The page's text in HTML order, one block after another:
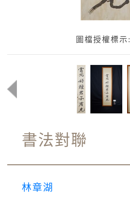
圖檔授權標示:
書法對聯
林章湖